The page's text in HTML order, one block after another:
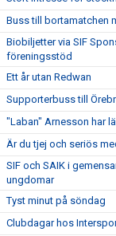
Buss till bortamatchen
Biobiljetter via SIF
föreningsstöd
Ett år utan Redwan
Supporterbuss till
"Laban" Arnesson har
Är du tjej och seriös
SIF och SAIK i
ungdomar
Tyst minut på söndag
Clubdagar hos